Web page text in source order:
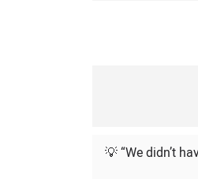
💡 “We didn’t